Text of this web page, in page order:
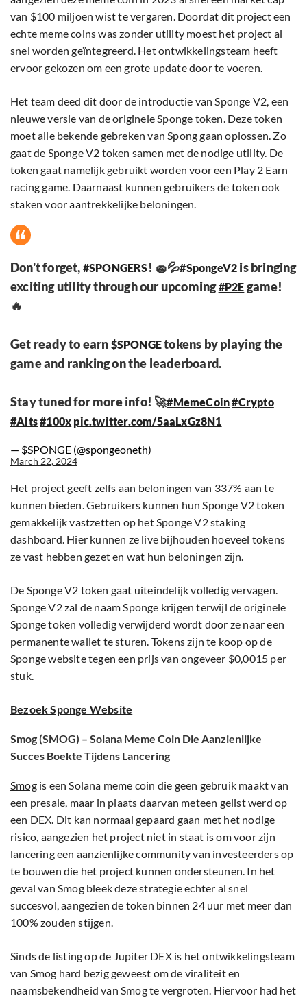
van $100 miljoen wist te vergaren. Doordat dit project een
echte meme coins was zonder utility moest het project al
snel worden geïntegreerd. Het ontwikkelingsteam heeft
ervoor gekozen om een grote update door te voeren.
Het team deed dit door de introductie van Sponge V2, een
nieuwe versie van de originele Sponge token. Deze token
moet alle bekende gebreken van Spong gaan oplossen. Zo
gaat de Sponge V2 token samen met de nodige utility. De
token gaat namelijk gebruikt worden voor een Play 2 Earn
racing game. Daarnaast kunnen gebruikers de token ook
staken voor aantrekkelijke beloningen.
Don't forget, #SPONGERS! 🧽💦#SpongeV2 is bringing
exciting utility through our upcoming#P2E game!
🔥
Get ready to earn $SPONGEtokens by playing the
game and ranking on the leaderboard.
Stay tuned for more info! 🚀#MemeCoin#Crypto
#Alts#100x pic.twitter.com/5aaLxGz8N1
— $SPONGE (@spongeoneth)
March 22, 2024
Het project geeft zelfs aan beloningen van 337% aan te
kunnen bieden. Gebruikers kunnen hun Sponge V2 token
gemakkelijk vastzetten op het Sponge V2 staking
dashboard. Hier kunnen ze live bijhouden hoeveel tokens
ze vast hebben gezet en wat hun beloningen zijn.
De Sponge V2 token gaat uiteindelijk volledig vervagen.
Sponge V2 zal de naam Sponge krijgen terwijl de originele
Sponge token volledig verwijderd wordt door ze naar een
permanente wallet te sturen. Tokens zijn te koop op de
Sponge website tegen een prijs van ongeveer $0,0015 per
stuk.
Bezoek Sponge Website
Smog (SMOG) – Solana Meme Coin Die Aanzienlijke
Succes Boekte Tijdens Lancering
Smogis een Solana meme coin die geen gebruik maakt van
een presale, maar in plaats daarvan meteen gelist werd op
een DEX. Dit kan normaal gepaard gaan met het nodige
risico, aangezien het project niet in staat is om voor zijn
lancering een aanzienlijke community van investeerders op
te bouwen die het project kunnen ondersteunen. In het
geval van Smog bleek deze strategie echter al snel
succesvol, aangezien de token binnen 24 uur met meer dan
100% zouden stijgen.
Sinds de listing op de Jupiter DEX is het ontwikkelingsteam
van Smog hard bezig geweest om de viraliteit en
naamsbekendheid van Smog te vergroten. Hiervoor had het